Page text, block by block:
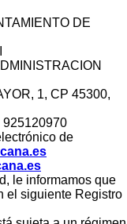
DE
1, CP 45300,
925120970
de
le informamos que
el siguiente Registro